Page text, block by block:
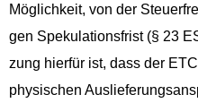
Möglichkeit, von der
gen Speku­la­tions­frist (§ 23
zung hier­für ist, dass der
physis­chen